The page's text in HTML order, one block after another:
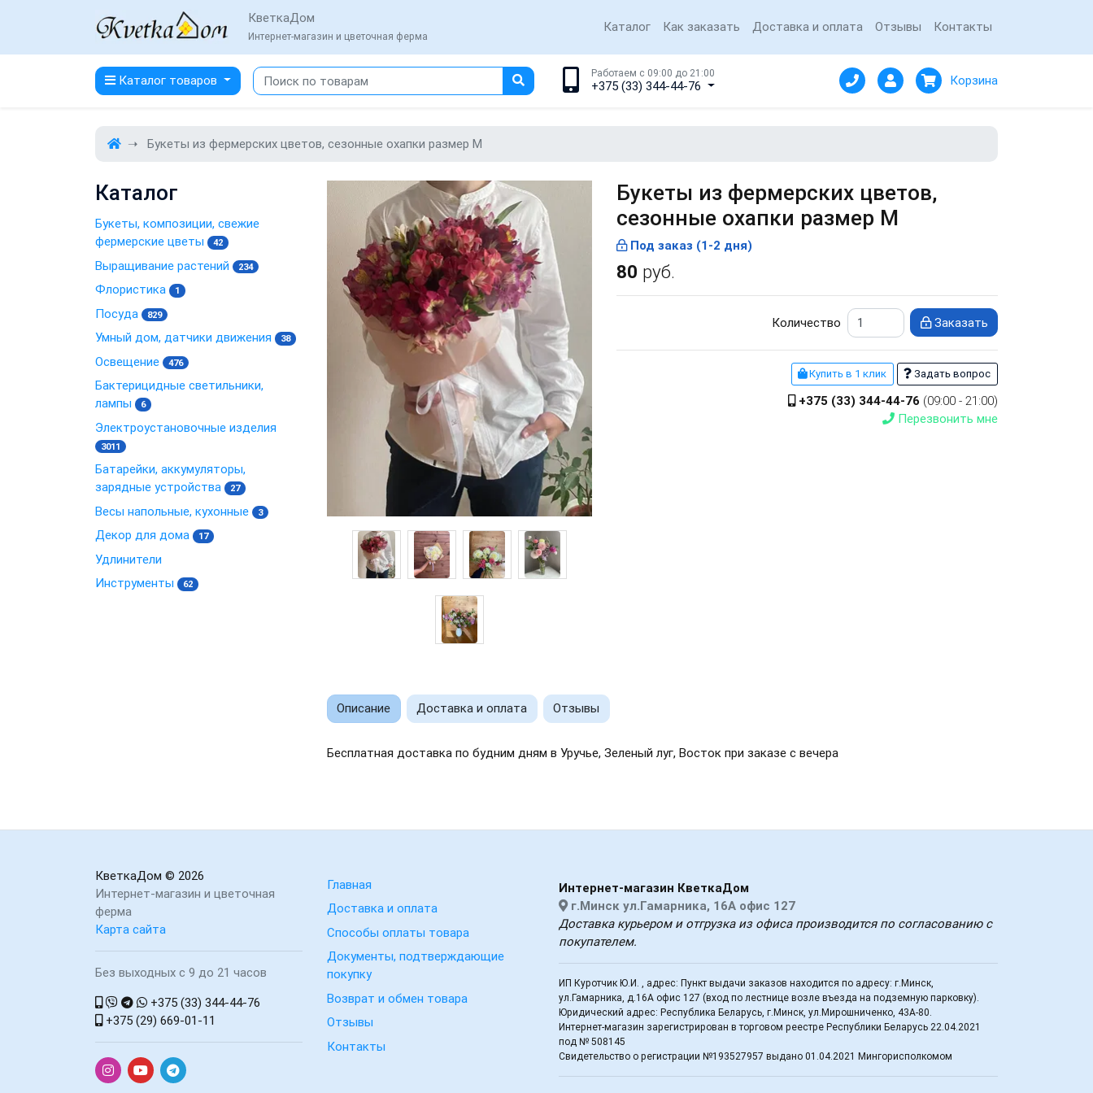
КветкаДом
Интернет-магазин и цветочная ферма
Каталог Как заказать Доставка и оплата Отзывы Контакты
Каталог товаров Работаем с 09:00 до 21:00
+375 (33) 344-44-76 Корзина
Букеты из фермерских цветов, сезонные охапки размер M
Букеты из фермерских цветов,
сезонные охапки размер M
Под заказ (1-2 дня)
80 руб.
Количество Заказать
Купить в 1 клик Задать вопрос
+375 (33) 344-44-76 (09:00 - 21:00)
Перезвонить мне
Описание Доставка и оплата Отзывы
Бесплатная доставка по будним дням в Уручье, Зеленый луг, Восток при заказе с вечера
Каталог
Букеты, композиции, свежие
фермерские цветы
42
Выращивание растений 234
Флористика 1
Посуда 829
Умный дом, датчики движения 38
Освещение 476
Бактерицидные светильники,
лампы
6
Электроустановочные изделия
3011
Батарейки, аккумуляторы,
зарядные устройства
27
Весы напольные, кухонные 3
Декор для дома 17
Удлинители
Инструменты
62
КветкаДом © 2026
Интернет-магазин и цветочная
ферма
Карта сайта
Без выходных с 9 до 21 часов
+375 (33) 344-44-76
+375 (29) 669-01-11
Главная
Доставка и оплата
Способы оплаты товара
Документы, подтверждающие
покупку
Возврат и обмен товара
Отзывы
Контакты
Интернет-магазин КветкаДом
г.Минск ул.Гамарника, 16А офис 127
Доставка курьером и отгрузка из офиса производится по согласованию с
покупателем.
ИП Куротчик Ю.И. , адрес: Пункт выдачи заказов находится по адресу: г.Минск,
ул.Гамарника, д.16А офис 127 (вход по лестнице возле въезда на подземную парковку).
Юридический адрес: Республика Беларусь, г.Минск, ул.Мирошниченко, 43А-80.
Интернет-магазин зарегистрирован в торговом реестре Республики Беларусь 22.04.2021
под № 508145
Свидетельство о регистрации №193527957 выдано 01.04.2021 Мингорисполкомом